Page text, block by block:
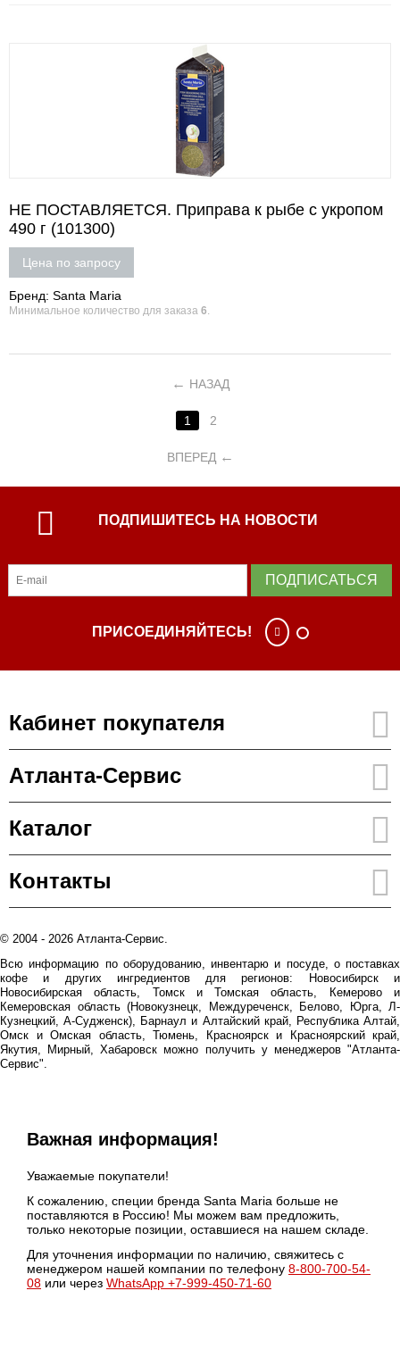
НЕ ПОСТАВЛЯЕТСЯ. Приправа к рыбе с укропом
490 г (101300)
Цена по запросу
Бренд: Santa Maria
Минимальное количество для заказа 6.
НАЗАД
1 2
ВПЕРЕД
ПОДПИШИТЕСЬ НА НОВОСТИ
ПОДПИСАТЬСЯ
ПРИСОЕДИНЯЙТЕСЬ!
Кабинет покупателя
Атланта-Сервис
Каталог
Контакты
© 2004 - 2026 Атланта-Сервис.
Всю информацию по оборудованию, инвентарю и посуде, о поставках
кофе и других ингредиентов для регионов: Новосибирск и
Новосибирская область, Томск и Томская область, Кемерово и
Кемеровская область (Новокузнецк, Междуреченск, Белово, Юрга, Л-
Кузнецкий, А-Судженск), Барнаул и Алтайский край, Республика Алтай,
Омск и Омская область, Тюмень, Красноярск и Красноярский край,
Якутия, Мирный, Хабаровск можно получить у менеджеров "Атланта-
Сервис".
Важная информация!
Уважаемые покупатели!
К сожалению, специи бренда Santa Maria больше не
поставляются в Россию! Мы можем вам предложить,
только некоторые позиции, оставшиеся на нашем складе.
Для уточнения информации по наличию, свяжитесь с
менеджером нашей компании по телефону 8-800-700-54-
08 или через WhatsApp +7-999-450-71-60